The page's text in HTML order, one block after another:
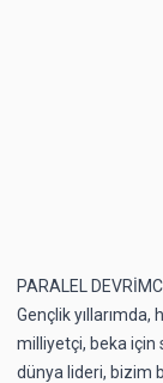
PARALEL
Gençlik yıllarımda,
milliyetçi, beka için
dünya lideri, bizim